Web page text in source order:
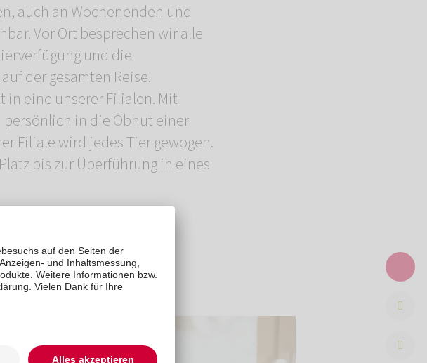
auch an Wochenenden und
Vor Ort besprechen wir alle
und die
der gesamten Reise.
eine unserer Filialen. Mit
in die Obhut einer
Filiale wird jedes Tier gewogen.
bis zur Überführung in eines